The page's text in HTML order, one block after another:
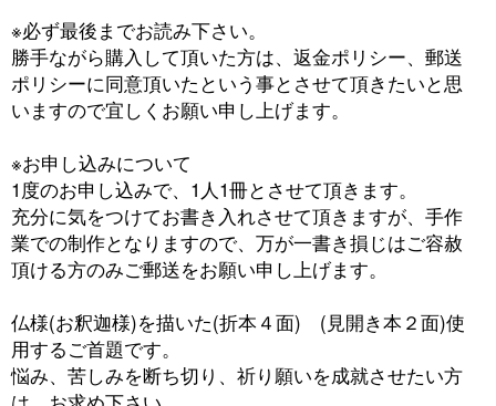
※必ず最後までお読み下さい。
勝手ながら購入して頂いた方は、返金ポリシー、郵送
ポリシーに同意頂いたという事とさせて頂きたいと思
いますので宜しくお願い申し上げます。
※お申し込みについて
1度のお申し込みで、1人1冊とさせて頂きます。
充分に気をつけてお書き入れさせて頂きますが、手作
業での制作となりますので、万が一書き損じはご容赦
頂ける方のみご郵送をお願い申し上げます。
仏様(お釈迦様)を描いた(折本４面) (見開き本２面)使
用するご首題です。
悩み、苦しみを断ち切り、祈り願いを成就させたい方